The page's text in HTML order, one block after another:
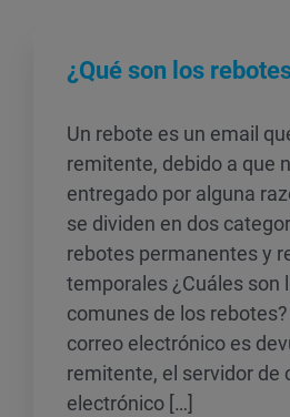
¿Qué son los
Un rebote es un email
remitente, debido a que
entregado por alguna
se dividen en dos
rebotes permanentes y
temporales ¿Cuáles son
comunes de los
correo electrónico es
remitente, el servidor de
electrónico […]